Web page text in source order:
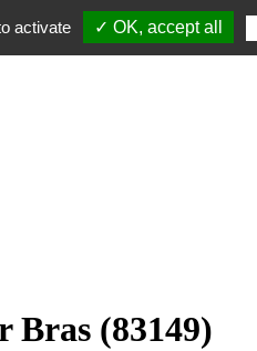
Bras (83149)
activate ✓ OK, accept all